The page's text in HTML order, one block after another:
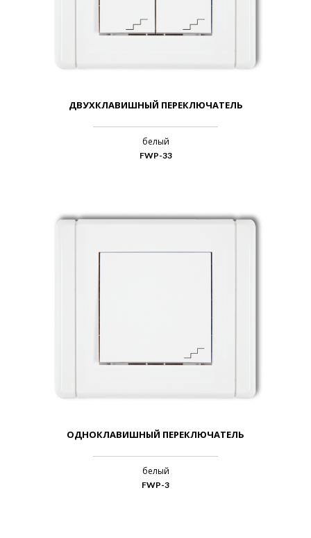
ДВУХКЛАВИШНЫЙ ПЕРЕКЛЮЧАТЕЛЬ
белый
FWP-33
ОДНОКЛАВИШНЫЙ ПЕРЕКЛЮЧАТЕЛЬ
белый
FWP-3